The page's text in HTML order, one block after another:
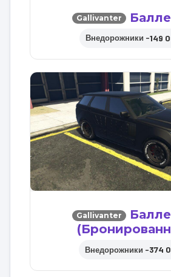
Gallivanter
Внедорожники –149
Gallivanter
Внедорожники –374